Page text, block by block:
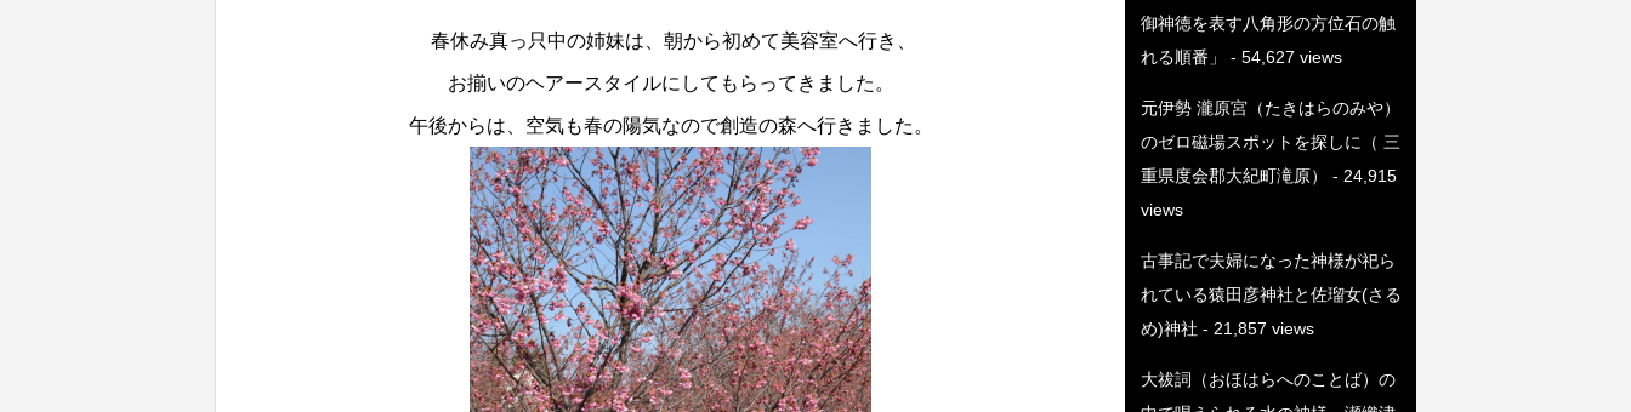
春休み真っ只中の姉妹は、朝から初めて美容室へ行き、
お揃いのヘアースタイルにしてもらってきました。
午後からは、空気も春の陽気なので創造の森へ行きました。
御神徳を表す八角形の方位石の触
れる順番」
- 54,627 views
元伊勢 瀧原宮（たきはらのみや）
のゼロ磁場スポットを探しに（ 三
重県度会郡大紀町滝原）
- 24,915
views
古事記で夫婦になった神様が祀ら
れている猿田彦神社と佐瑠女(さる
め)神社 - 21,857 views
大祓詞（おほはらへのことば）の